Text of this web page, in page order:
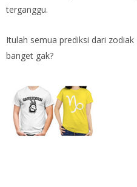
terganggu.
Itulah semua prediksi dari zodiak
banget gak?